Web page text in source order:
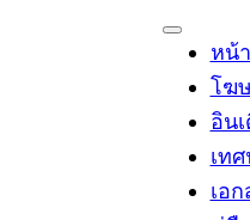
หน้
โฆ
อิน
เท
เอ